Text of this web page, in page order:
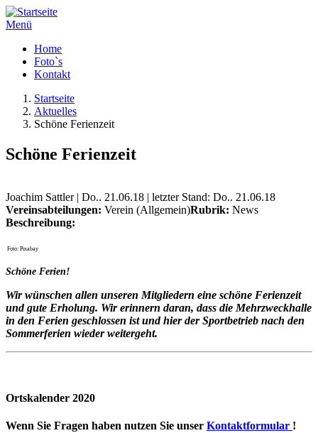
Menü
Home
Foto`s
Kontakt
Startseite
Aktuelles
Schöne Ferienzeit
Schöne Ferienzeit
Joachim Sattler | Do.. 21.06.18 | letzter Stand: Do.. 21.06.18
Vereinsabteilungen: Verein (Allgemein)Rubrik: News
Beschreibung:
Foto: Pixabay
Schöne Ferien!
Wir wünschen allen unseren Mitgliedern eine schöne Ferienzeit
und gute Erholung. Wir erinnern daran, dass die Mehrzweckhalle
in den Ferien geschlossen ist und hier der Sportbetrieb nach den
Sommerferien wieder weitergeht.
Ortskalender 2020
Wenn Sie Fragen haben nutzen Sie unser Kontaktformular !